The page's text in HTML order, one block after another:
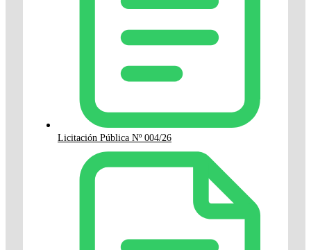
Licitación Pública Nº 004/26